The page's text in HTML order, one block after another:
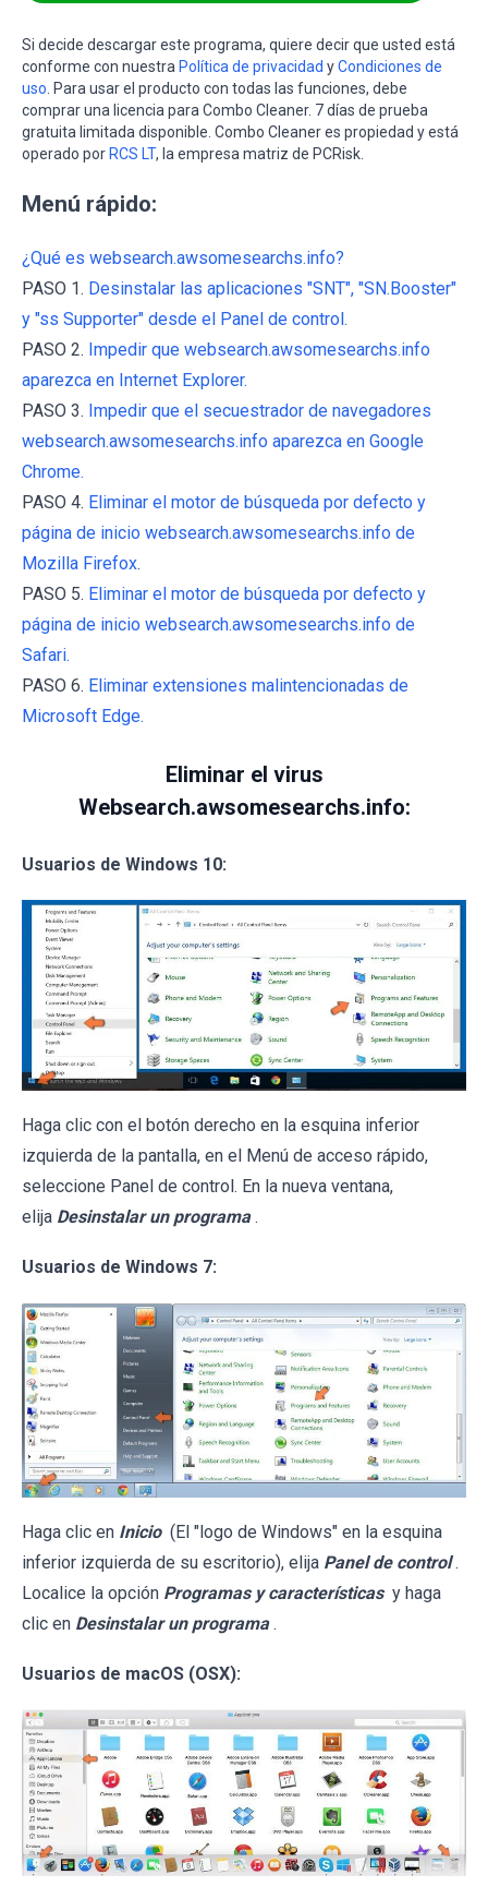
Si decide descargar este programa, quiere decir que usted está
conforme con nuestra Política de privacidad yCondiciones de
uso . Para usar el producto con todas las funciones, debe
comprar una licencia para Combo Cleaner. 7 días de prueba
gratuita limitada disponible. Combo Cleaner es propiedad y está
operado por RCS LT, la empresa matriz de PCRisk.
Menú rápido:
¿Qué es websearch.awsomesearchs.info?
PASO 1. Desinstalar las aplicaciones "SNT", "SN.Booster"
y "ss Supporter" desde el Panel de control.
PASO 2. Impedir que websearch.awsomesearchs.info
aparezca en Internet Explorer.
PASO 3. Impedir que el secuestrador de navegadores
websearch.awsomesearchs.info aparezca en Google
Chrome.
PASO 4. Eliminar el motor de búsqueda por defecto y
página de inicio websearch.awsomesearchs.info de
Mozilla Firefox.
PASO 5. Eliminar el motor de búsqueda por defecto y
página de inicio websearch.awsomesearchs.info de
Safari.
PASO 6. Eliminar extensiones malintencionadas de
Microsoft Edge.
Eliminar el virus
Websearch.awsomesearchs.info:
Usuarios de Windows 10:
Haga clic con el botón derecho en la esquina inferior
izquierda de la pantalla, en el Menú de acceso rápido,
seleccione Panel de control. En la nueva ventana,
elija Desinstalar un programa .
Usuarios de Windows 7:
Haga clic en Inicio (El "logo de Windows" en la esquina
inferior izquierda de su escritorio), elija Panel de control .
Localice la opción Programas y características y haga
clic en Desinstalar un programa .
Usuarios de macOS (OSX):